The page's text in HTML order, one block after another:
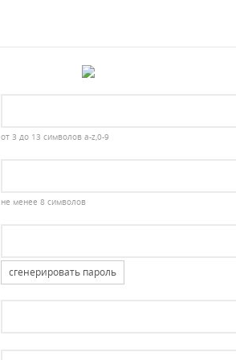
от 3 до 13 символов a-z,0-9
не менее 8 символов
сгенерировать пароль